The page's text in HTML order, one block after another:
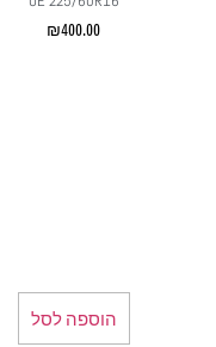
₪400.00
הוספה לסל